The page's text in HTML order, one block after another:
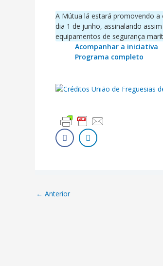
A Mútua lá estará promovendo
dia 1 de junho, assinalando
equipamentos de segurança
Acompanhar a iniciativa
Programa completo
← Anterior